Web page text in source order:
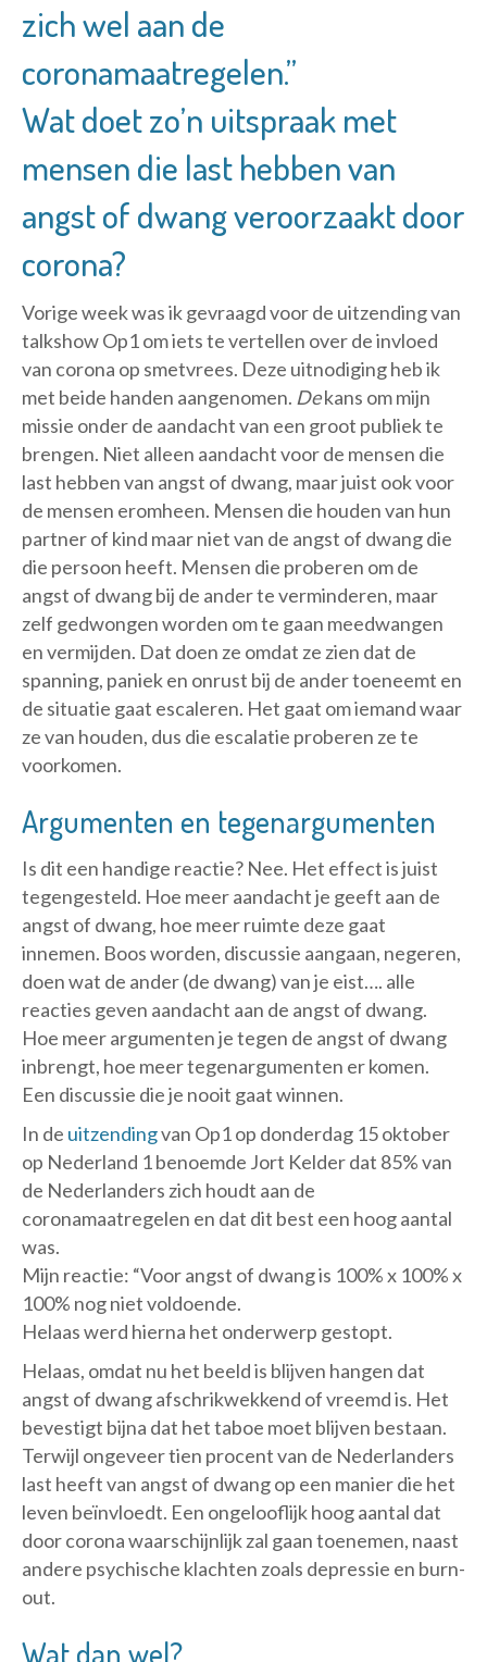
zich wel aan de
coronamaatregelen.”
Wat doet zo’n uitspraak met
mensen die last hebben van
angst of dwang veroorzaakt door
corona?
Vorige week was ik gevraagd voor de uitzending van
talkshow Op1 om iets te vertellen over de invloed
van corona op smetvrees. Deze uitnodiging heb ik
met beide handen aangenomen. Dekans om mijn
missie onder de aandacht van een groot publiek te
brengen. Niet alleen aandacht voor de mensen die
last hebben van angst of dwang, maar juist ook voor
de mensen eromheen. Mensen die houden van hun
partner of kind maar niet van de angst of dwang die
die persoon heeft. Mensen die proberen om de
angst of dwang bij de ander te verminderen, maar
zelf gedwongen worden om te gaan meedwangen
en vermijden. Dat doen ze omdat ze zien dat de
spanning, paniek en onrust bij de ander toeneemt en
de situatie gaat escaleren. Het gaat om iemand waar
ze van houden, dus die escalatie proberen ze te
voorkomen.
Argumenten en tegenargumenten
Is dit een handige reactie? Nee. Het effect is juist
tegengesteld. Hoe meer aandacht je geeft aan de
angst of dwang, hoe meer ruimte deze gaat
innemen. Boos worden, discussie aangaan, negeren,
doen wat de ander (de dwang) van je eist…. alle
reacties geven aandacht aan de angst of dwang.
Hoe meer argumenten je tegen de angst of dwang
inbrengt, hoe meer tegenargumenten er komen.
Een discussie die je nooit gaat winnen.
In de uitzendingvan Op1 op donderdag 15 oktober
op Nederland 1 benoemde Jort Kelder dat 85% van
de Nederlanders zich houdt aan de
coronamaatregelen en dat dit best een hoog aantal
was.
Mijn reactie: “Voor angst of dwang is 100% x 100% x
100% nog niet voldoende.
Helaas werd hierna het onderwerp gestopt.
Helaas, omdat nu het beeld is blijven hangen dat
angst of dwang afschrikwekkend of vreemd is. Het
bevestigt bijna dat het taboe moet blijven bestaan.
Terwijl ongeveer tien procent van de Nederlanders
last heeft van angst of dwang op een manier die het
leven beïnvloedt. Een ongelooflijk hoog aantal dat
door corona waarschijnlijk zal gaan toenemen, naast
andere psychische klachten zoals depressie en burn-
out.
Wat dan wel?